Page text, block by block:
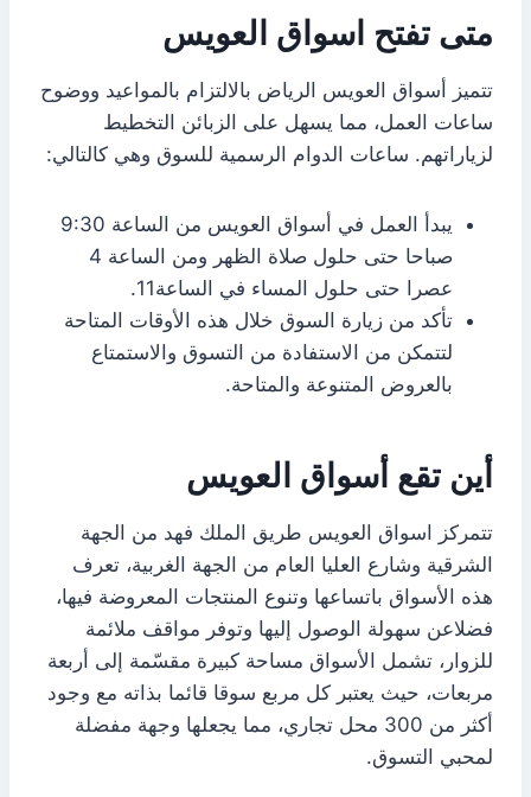
متى تفتح اسواق العويس
تتميز أسواق العويس الرياض بالالتزام بالمواعيد ووضوح
ساعات العمل، مما يسهل على الزبائن التخطيط
لزياراتهم. ساعات الدوام الرسمية للسوق وهي كالتالي:
يبدأ العمل في أسواق العويس من الساعة 9:30
صباحا حتى حلول صلاة الظهر ومن الساعة 4
عصرا حتى حلول المساء في الساعة11.
تأكد من زيارة السوق خلال هذه الأوقات المتاحة
لتتمكن من الاستفادة من التسوق والاستمتاع
بالعروض المتنوعة والمتاحة.
أين تقع أسواق العويس
تتمركز اسواق العويس طريق الملك فهد من الجهة
الشرقية وشارع العليا العام من الجهة الغربية، تعرف
هذه الأسواق باتساعها وتنوع المنتجات المعروضة فيها،
فضلاعن سهولة الوصول إليها وتوفر مواقف ملائمة
للزوار، تشمل الأسواق مساحة كبيرة مقسّمة إلى أربعة
مربعات، حيث يعتبر كل مربع سوقا قائما بذاته مع وجود
أكثر من 300 محل تجاري، مما يجعلها وجهة مفضلة
لمحبي التسوق.